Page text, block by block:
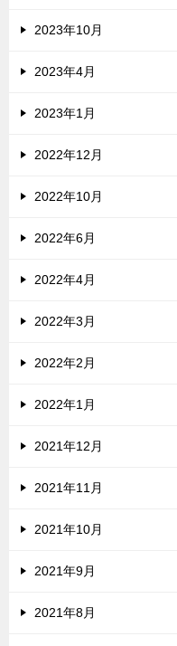
2023年10月
2023年4月
2023年1月
2022年12月
2022年10月
2022年6月
2022年4月
2022年3月
2022年2月
2022年1月
2021年12月
2021年11月
2021年10月
2021年9月
2021年8月